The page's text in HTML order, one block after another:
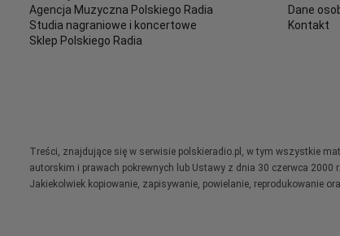
Agencja Muzyczna Polskiego Radia
Studia nagraniowe i koncertowe
Sklep Polskiego Radia
Dane
Kontakt
Treści, znajdujące się w serwisie polskieradio.pl, w tym wszystkie
autorskim i prawach pokrewnych lub Ustawy z dnia 30 czerwca 2000
Jakiekolwiek kopiowanie, zapisywanie, powielanie, reprodukowanie